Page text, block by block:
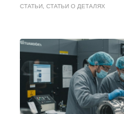
СТАТЬИ, СТАТЬИ О ДЕТАЛЯХ